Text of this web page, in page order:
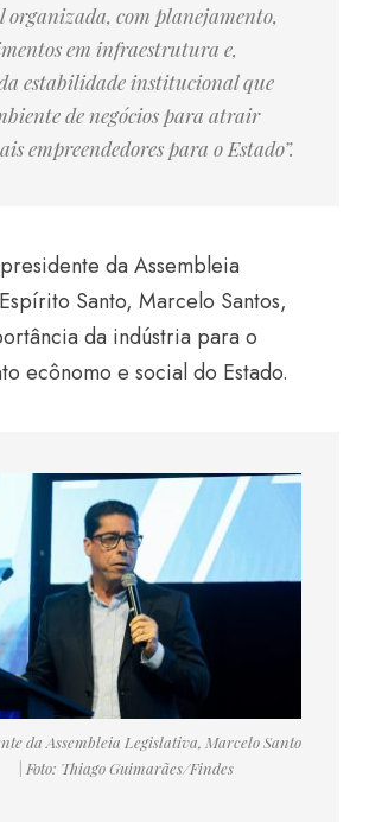
organizada, com planejamento,
em infraestrutura e,
estabilidade institucional que
de negócios para atrair
empreendedores para o Estado”.
da Assembleia
Santo, Marcelo Santos,
da indústria para o
ecônomo e social do Estado.
da Assembleia Legislativa, Marcelo Santo
| Foto: Thiago Guimarães/Findes